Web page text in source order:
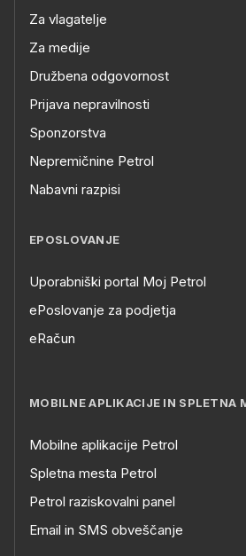
Za vlagatelje
Za medije
Družbena odgovornost
Prijava nepravilnosti
Sponzorstva
Nepremičnine Petrol
Nabavni razpisi
EPOSLOVANJE
Uporabniški portal Moj Petrol
ePoslovanje za podjetja
eRačun
MOBILNE APLIKACIJE IN SPLETNA
Mobilne aplikacije Petrol
Spletna mesta Petrol
Petrol raziskovalni panel
Email in SMS obveščanje